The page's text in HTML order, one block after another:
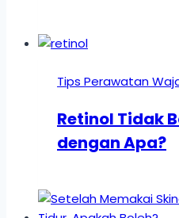
Tips Perawatan
Retinol Tidak
dengan Apa?